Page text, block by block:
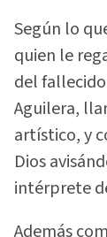
Según lo
quien le
del
Aguilera,
artístico, y
Dios
intérprete
Además